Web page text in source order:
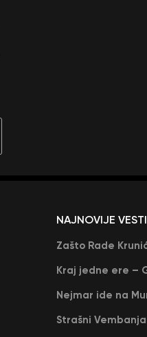
NAJNOVIJE VESTI